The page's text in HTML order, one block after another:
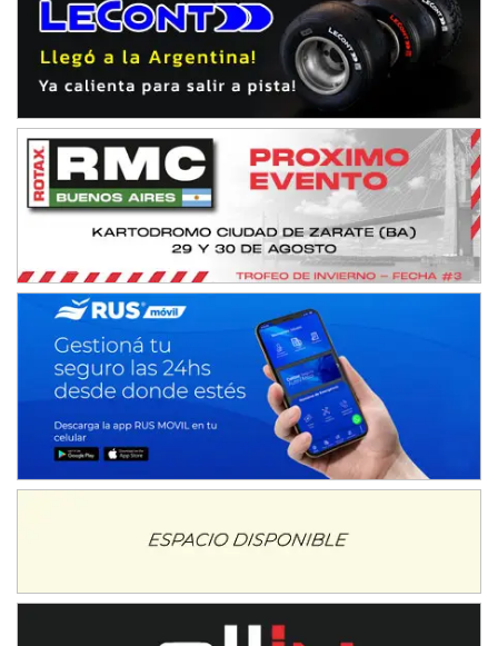
VICTORIENSE - F7
El Cerro (Tierra)
Victoria (Entre Ríos)
PATAGONICO - F6
Moto Club Reginense (Tierra)
Gral. E. Godoy (Río Negro)
CSK - F7
Juventud Unida (Tierra)
Ciudad de Avellaneda (Asfalto)
Avellaneda (Santa Fe)
SUR SANTAFESINO - F4
José Samuel Sánchez (Tierra)
Rufino (Santa Fe)
TUCUMANO - F5
Juan Navarro (Asfalto)